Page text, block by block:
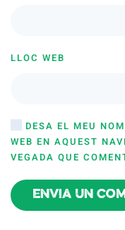
LLOC WEB
DESA EL MEU
WEB EN AQUEST
VEGADA QUE
Envia un